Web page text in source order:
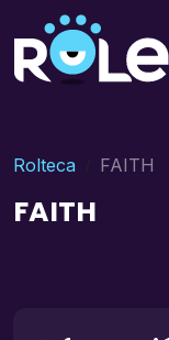
Rolteca FAITH
FAITH